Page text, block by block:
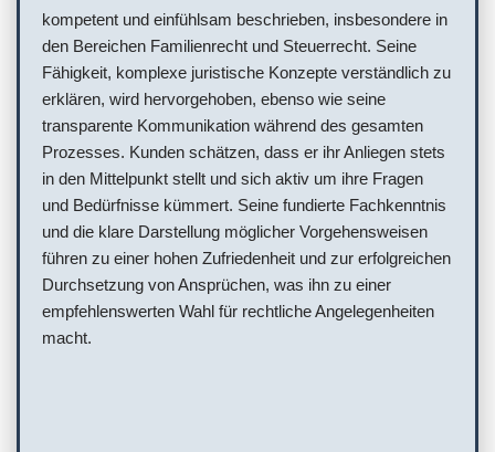
kompetent und einfühlsam beschrieben, insbesondere in
den Bereichen Familienrecht und Steuerrecht. Seine
Fähigkeit, komplexe juristische Konzepte verständlich zu
erklären, wird hervorgehoben, ebenso wie seine
transparente Kommunikation während des gesamten
Prozesses. Kunden schätzen, dass er ihr Anliegen stets
in den Mittelpunkt stellt und sich aktiv um ihre Fragen
und Bedürfnisse kümmert. Seine fundierte Fachkenntnis
und die klare Darstellung möglicher Vorgehensweisen
führen zu einer hohen Zufriedenheit und zur erfolgreichen
Durchsetzung von Ansprüchen, was ihn zu einer
empfehlenswerten Wahl für rechtliche Angelegenheiten
macht.